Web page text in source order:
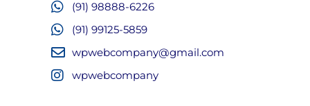
(91) 98888-6226
(91) 99125-5859
wpwebcompany@gmail.com
wpwebcompany